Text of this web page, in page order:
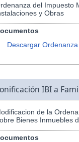
del Impuesto
y Obras
Descargar Ordenanza
IBI a
de la
Bienes Inmuebles